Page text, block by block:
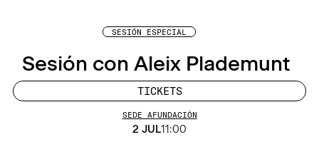
SESIÓN ESPECIAL
Sesión con Aleix Plademunt
2 JUL11:00
SEDE AFUNDACIÓN
TICKETS